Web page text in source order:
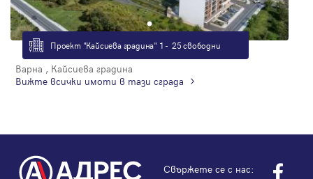
Проект "Кайсиева градина" 1 - 25 свободни
Варна , Кайсиева градина
Вижте всички имоти в тази сграда
Свържете се с нас: